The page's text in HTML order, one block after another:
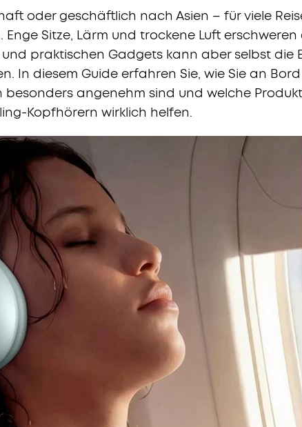
oder geschäftlich nach Asien – für viele
Enge Sitze, Lärm und trockene Luft erschweren
praktischen Gadgets kann aber selbst die
In diesem Guide erfahren Sie, wie Sie an
angenehm sind und welche
Kopfhörern wirklich helfen.